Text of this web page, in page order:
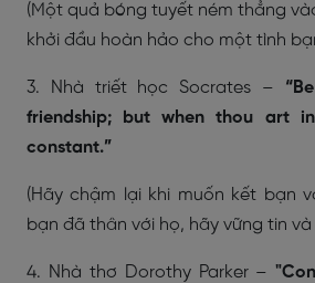
(Một quả bóng tuyết ném thẳng
khởi đầu hoàn hảo cho một tình
3. Nhà triết học Socrates –
friendship; but when thou art
constant.”
(Hãy chậm lại khi muốn kết bạn
bạn đã thân với họ, hãy vững tin
4. Nhà thơ Dorothy Parker –